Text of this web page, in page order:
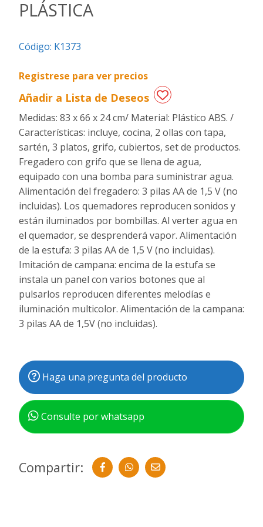
fechas
PLÁSTICA
Código: K1373
Registrese para ver precios
Añadir a Lista de Deseos
Medidas: 83 x 66 x 24 cm/ Material: Plástico ABS. /
Características: incluye, cocina, 2 ollas con tapa,
sartén, 3 platos, grifo, cubiertos, set de productos.
Fregadero con grifo que se llena de agua,
equipado con una bomba para suministrar agua.
Alimentación del fregadero: 3 pilas AA de 1,5 V (no
incluidas). Los quemadores reproducen sonidos y
están iluminados por bombillas. Al verter agua en
el quemador, se desprenderá vapor. Alimentación
de la estufa: 3 pilas AA de 1,5 V (no incluidas).
Imitación de campana: encima de la estufa se
instala un panel con varios botones que al
pulsarlos reproducen diferentes melodías e
iluminación multicolor. Alimentación de la campana:
3 pilas AA de 1,5V (no incluidas).
Haga una pregunta del producto
Consulte por whatsapp
Compartir: